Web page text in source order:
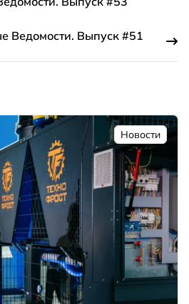
Ведомости. Выпуск #51
Новости